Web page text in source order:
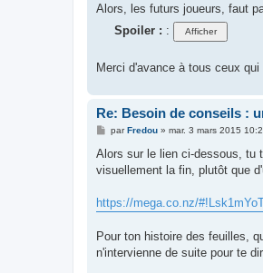
Alors, les futurs joueurs, faut
Spoiler : :
Merci d'avance à tous ceux qui
Re: Besoin de conseils :
M
s
a
parFredou» mar. 3 mars 2015
Alors sur le lien ci-dessous, tu
visuellement la fin, plutôt que
https://mega.co.nz/
Pour ton histoire des feuilles,
n'intervienne de suite pour te